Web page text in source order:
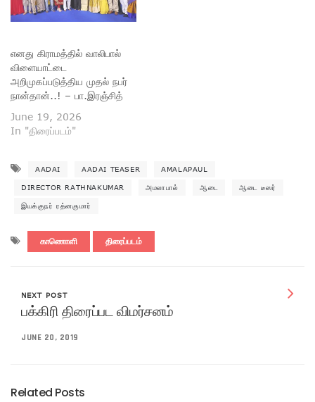
எனது கிராமத்தில் வாலிபால்
விளையாட்டை
அறிமுகப்படுத்திய முதல் நபர்
நான்தான்..! – பா.இரஞ்சித்
June 19, 2026
In "திரைப்படம்"
AADAI AADAI TEASER AMALAPAUL
DIRECTOR RATHNAKUMAR அமலாபால் ஆடை ஆடை டீஸர்
இயக்குநர் ரத்னகுமார்
காணொளி திரைப்படம்
NEXT POST
பக்கிரி திரைப்பட விமர்சனம்
JUNE 20, 2019
Related Posts